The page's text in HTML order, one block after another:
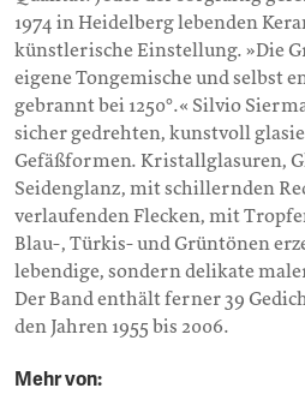
1974 in Heidelberg lebenden
künstlerische Einstellung. »Die
eigene Tongemische und selbst
gebrannt bei 1250°.« Silvio
sicher gedrehten, kunstvoll
Gefäßformen. Kristallglasuren,
Seidenglanz, mit schillernden
verlaufenden Flecken, mit
Blau-, Türkis- und Grüntönen
lebendige, sondern delikate
Der Band enthält ferner 39
den Jahren 1955 bis 2006.
Mehr von: